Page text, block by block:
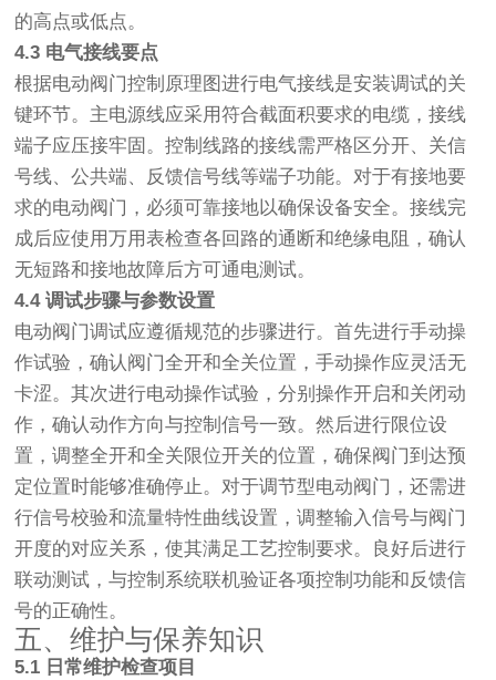
的高点或低点。
4.3 电气接线要点
根据电动阀门控制原理图进行电气接线是安装调试的关
键环节。主电源线应采用符合截面积要求的电缆，接线
端子应压接牢固。控制线路的接线需严格区分开、关信
号线、公共端、反馈信号线等端子功能。对于有接地要
求的电动阀门，必须可靠接地以确保设备安全。接线完
成后应使用万用表检查各回路的通断和绝缘电阻，确认
无短路和接地故障后方可通电测试。
4.4 调试步骤与参数设置
电动阀门调试应遵循规范的步骤进行。首先进行手动操
作试验，确认阀门全开和全关位置，手动操作应灵活无
卡涩。其次进行电动操作试验，分别操作开启和关闭动
作，确认动作方向与控制信号一致。然后进行限位设
置，调整全开和全关限位开关的位置，确保阀门到达预
定位置时能够准确停止。对于调节型电动阀门，还需进
行信号校验和流量特性曲线设置，调整输入信号与阀门
开度的对应关系，使其满足工艺控制要求。良好后进行
联动测试，与控制系统联机验证各项控制功能和反馈信
号的正确性。
五、维护与保养知识
5.1 日常维护检查项目